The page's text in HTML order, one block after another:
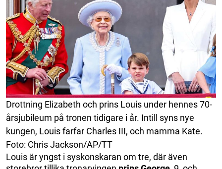
Drottning Elizabeth och prins Louis under hennes 70-
årsjubileum på tronen tidigare i år. Intill syns nye
kungen, Louis farfar Charles III, och mamma Kate.
Foto: Chris Jackson/AP/TT
Louis är yngst i syskonskaran om tre, där även